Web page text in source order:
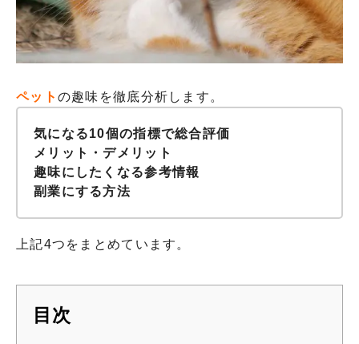
ペット の趣味を徹底分析します。
気になる10個の指標で総合評価
メリット・デメリット
趣味にしたくなる参考情報
副業にする方法
上記4つをまとめています。
目次